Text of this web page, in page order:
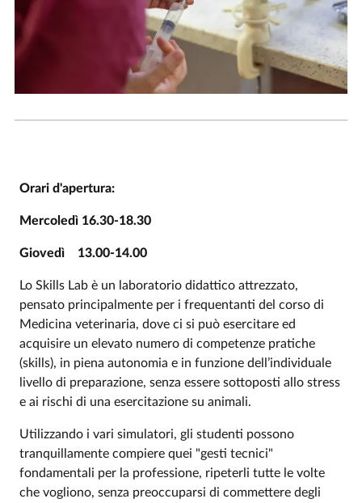
Orari d'apertura:
Mercoledì 16.30-18.30
Giovedì 13.00-14.00
Lo Skills Lab è un laboratorio didattico attrezzato,
pensato principalmente per i frequentanti del corso di
Medicina veterinaria, dove ci si può esercitare ed
acquisire un elevato numero di competenze pratiche
(skills), in piena autonomia e in funzione dell’individuale
livello di preparazione, senza essere sottoposti allo stress
e ai rischi di una esercitazione su animali.
Utilizzando i vari simulatori, gli studenti possono
tranquillamente compiere quei "gesti tecnici"
fondamentali per la professione, ripeterli tutte le volte
che vogliono, senza preoccuparsi di commettere degli